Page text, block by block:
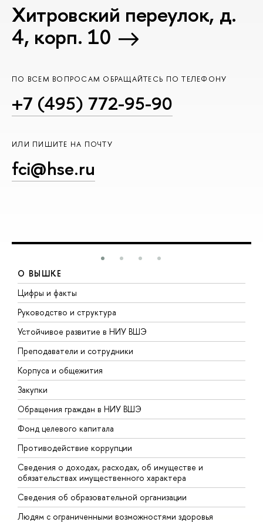
Хитровский переулок, д.
4, корп. 10
ПО ВСЕМ ВОПРОСАМ ОБРАЩАЙТЕСЬ ПО ТЕЛЕФОНУ
+7 (495) 772-95-90
ИЛИ ПИШИТЕ НА ПОЧТУ
fci@hse.ru
О ВЫШКЕ
Цифры и факты
Руководство и структура
Устойчивое развитие в НИУ ВШЭ
Преподаватели и сотрудники
Корпуса и общежития
Закупки
Обращения граждан в НИУ ВШЭ
Фонд целевого капитала
Противодействие коррупции
Сведения о доходах, расходах, об имуществе и
обязательствах имущественного характера
Сведения об образовательной организации
Людям с ограниченными возможностями здоровья